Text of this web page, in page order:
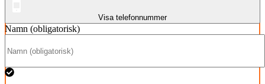
Visa telefonnummer
Namn (obligatorisk)